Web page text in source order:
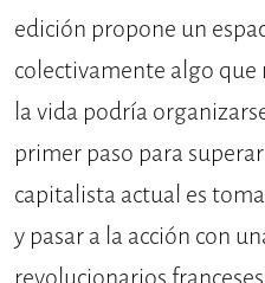
edición propone un
colectivamente algo que
la vida podría
primer paso para
capitalista actual es
y pasar a la acción con